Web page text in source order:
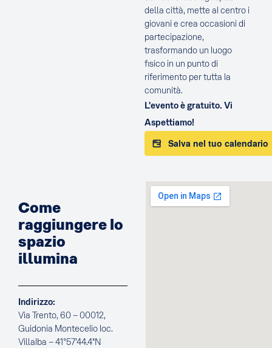
della città, mette al centro i
giovani e crea occasioni di
partecipazione,
trasformando un luogo
fisico in un punto di
riferimento per tutta la
comunità.
L'evento è gratuito. Vi
Aspettiamo!
Salva nel tuo calendario
Come
raggiungere lo
spazio
illumina
Indirizzo:
Via Trento, 60 – 00012,
Guidonia Montecelio loc.
Villalba – 41°57’44.4″N